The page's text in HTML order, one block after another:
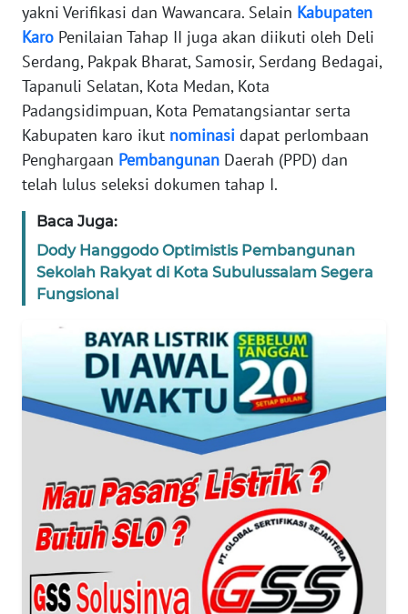
yakni Verifikasi dan Wawancara. Selain Kabupaten
Karo Penilaian Tahap II juga akan diikuti oleh Deli
Serdang, Pakpak Bharat, Samosir, Serdang Bedagai,
Tapanuli Selatan, Kota Medan, Kota
Padangsidimpuan, Kota Pematangsiantar serta
Kabupaten karo ikut nominasi dapat perlombaan
Penghargaan Pembangunan Daerah (PPD) dan
telah lulus seleksi dokumen tahap I.
Baca Juga:
Dody Hanggodo Optimistis Pembangunan
Sekolah Rakyat di Kota Subulussalam Segera
Fungsional
WN
SUMUT
JAKARTA
WN
JABAR
BANTEN
WN
NTT
WN
WN
PAPUA
BARAT
WN
RIAU